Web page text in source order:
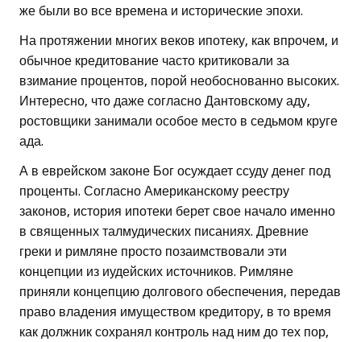
же были во все времена и исторические эпохи.
На протяжении многих веков ипотеку, как впрочем, и
обычное кредитование часто критиковали за
взимание процентов, порой необоснованно высоких.
Интересно, что даже согласно Дантовскому аду,
ростовщики занимали особое место в седьмом круге
ада.
А в еврейском законе Бог осуждает ссуду денег под
проценты. Согласно Американскому реестру
законов, история ипотеки берет свое начало именно
в священных талмудических писаниях. Древние
греки и римляне просто позаимствовали эти
концепции из иудейских источников. Римляне
приняли концепцию долгового обеспечения, передав
право владения имуществом кредитору, в то время
как должник сохранял контроль над ним до тех пор,